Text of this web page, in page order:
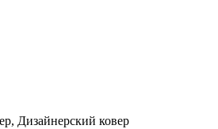
Дизайнерский ковер